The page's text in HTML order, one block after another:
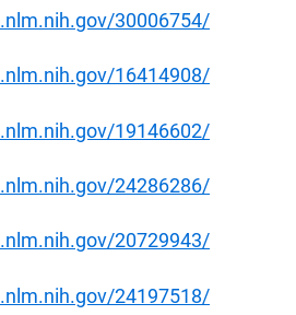
30006754/
16414908/
19146602/
24286286/
20729943/
24197518/